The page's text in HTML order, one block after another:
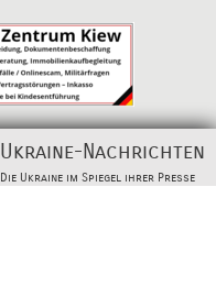
Ukraine-Nachrichten
Die Ukraine im Spiegel ihrer Presse